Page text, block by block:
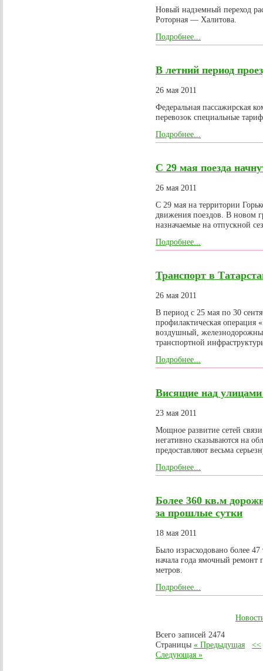
Новый надземный переход
Роторная — Халитова.
Подробнее...
В летний период
26 мая 2011
Федеральная пассажирская
перевозок специальные
Подробнее...
С 29 мая поезда
26 мая 2011
С 29 мая на территории
движения поездов. В новом
назначаемые на отпускной
Подробнее...
Транспорт в
26 мая 2011
В период с 25 мая по 30
профилактическая операция
воздушный,
транспортной
Подробнее...
Висящие над улицами
23 мая 2011
Мощное развитие сетей
негативно сказываются на
предоставляют весьма
Подробнее...
Более 360 кв.м
за прошлые сутки
18 мая 2011
Было израсходовано более
начала года ямочный
метров.
Подробнее...
Всего записей 2474
Страницы « Предыдущая
<<
Следующая »